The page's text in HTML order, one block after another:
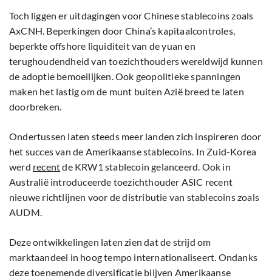
Toch liggen er uitdagingen voor Chinese stablecoins zoals
AxCNH. Beperkingen door China’s kapitaalcontroles,
beperkte offshore liquiditeit van de yuan en
terughoudendheid van toezichthouders wereldwijd kunnen
de adoptie bemoeilijken. Ook geopolitieke spanningen
maken het lastig om de munt buiten Azië breed te laten
doorbreken.
Ondertussen laten steeds meer landen zich inspireren door
het succes van de Amerikaanse stablecoins. In Zuid-Korea
werd recentde KRW1 stablecoin gelanceerd. Ook in
Australië introduceerde toezichthouder ASIC recent
nieuwe richtlijnen voor de distributie van stablecoins zoals
AUDM.
Deze ontwikkelingen laten zien dat de strijd om
marktaandeel in hoog tempo internationaliseert. Ondanks
deze toenemende diversificatie blijven Amerikaanse